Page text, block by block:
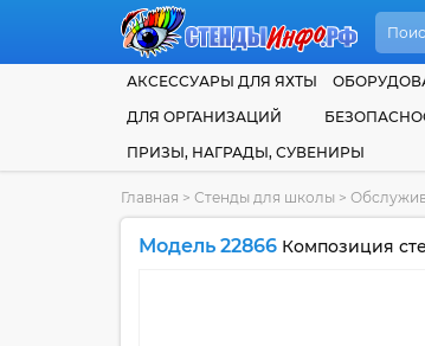
АКСЕССУАРЫ ДЛЯ ЯХТЫ
ДЛЯ ОРГАНИЗАЦИЙ
ПРИЗЫ, НАГРАДЫ, СУВЕНИРЫ
Главная > Стенды для школы >
Модель 22866 Композиция